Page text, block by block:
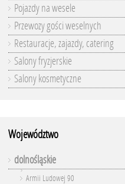
Pojazdy na wesele
Przewozy gości weselnych
Restauracje, zajazdy, catering
Salony fryzjerskie
Salony kosmetyczne
Województwo
dolnośląskie
Armii Ludowej 90